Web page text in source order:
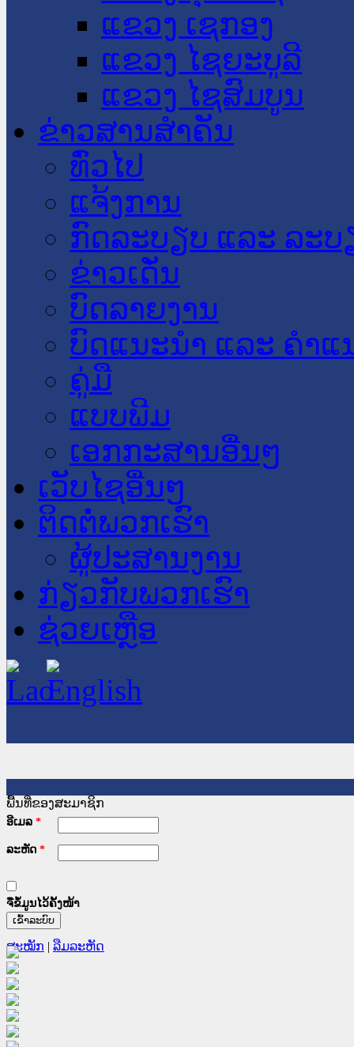
ແຂວງ ເຊກອງ
ແຂວງ ໄຊຍະບູລີ
ແຂວງ ໄຊສົມບູນ
ຂ່າວສານສໍາຄັນ
​ທົ່ວ​ໄປ
ແຈ້ງການ
ກົດລະບຽບ ແລະ ລະບ
ຂ່າວເດັ່ນ
ບົດລາຍງານ
ບົດແນະນໍາ ແລະ ຄໍາແ
ຄູ່ມື
ແບບພີມ
ເອກກະສານອື່ນໆ
ເວັບໄຊອື່ນໆ
ຕິດຕໍ່ພວກເຮົາ
ຜູ້ປະສານງານ
ກ່ຽວກັບພວກເຮົາ
ຊ່ວຍເຫຼືອ
ພື້ນທີ່ຂອງສະມາຊິກ
ອີເມລ *
ລະຫັດ *
ຈື່ຂໍ້ມູນໄວ້ຄັ້ງໜ້າ
ສະໝັກ | ລືມລະຫັດ